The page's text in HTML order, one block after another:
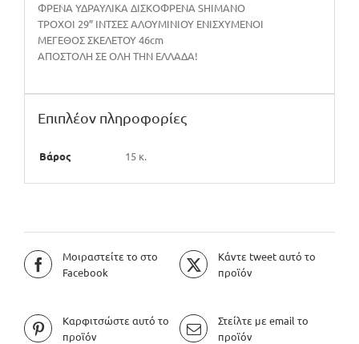
ΦΡΕΝΑ ΥΔΡΑΥΛΙΚΑ ΔΙΣΚΟΦΡΕΝΑ SHIMANO
ΤΡΟΧΟΙ 29” ΙΝΤΣΕΣ ΑΛΟΥΜΙΝΙΟΥ ΕΝΙΣΧΥΜΕΝΟΙ
ΜΕΓΕΘΟΣ ΣΚΕΛΕΤΟΥ 46cm
ΑΠΟΣΤΟΛΗ ΣΕ ΟΛΗ ΤΗΝ ΕΛΛΑΔΑ!
Επιπλέον πληροφορίες
Βάρος 15 κ.
Μοιραστείτε το στο
Facebook
Κάντε tweet αυτό το
προϊόν
Καρφιτσώστε αυτό το
προϊόν
Στείλτε με email το
προϊόν